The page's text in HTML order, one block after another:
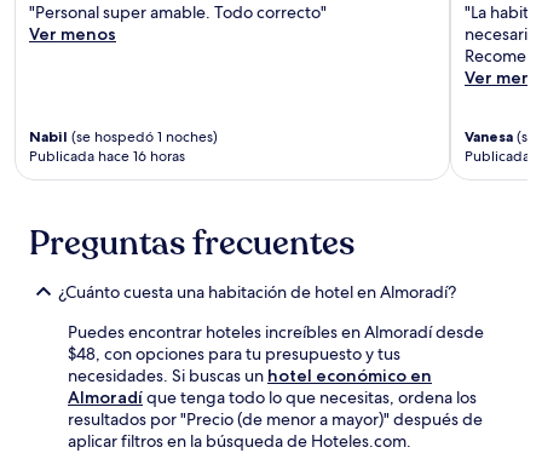
"Personal super amable. Todo correcto"
Ver menos
Nabil (se hospedó 1 noches)
Publicada hace 16 horas
"La
Ver
Vanesa (se
Publicada
Preguntas frecuentes
¿Cuánto cuesta una habitación de hotel en Almoradí?
Puedes encontrar hoteles increíbles en Almoradí desde
$48, con opciones para tu presupuesto y tus
necesidades. Si buscas un hotel económico en
Almoradíque tenga todo lo que necesitas, ordena los
resultados por "Precio (de menor a mayor)" después de
aplicar filtros en la búsqueda de Hoteles.com.